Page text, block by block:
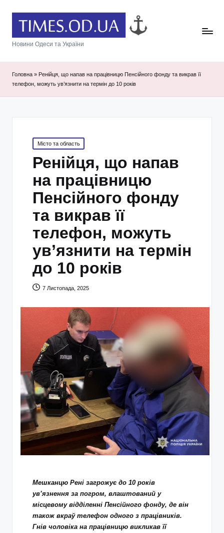
Новини Одеси та України
Головна » Ренійця, що напав на працівницю Пенсійного фонду та викрав її
телефон, можуть ув’язнити на термін до 10 років
Posted
in
Місто та область
Ренійця, що напав
на працівницю
Пенсійного фонду
та викрав її
телефон, можуть
ув’язнити на термін
до 10 років
7 Листопада, 2025
Мешканцю Рені загрожує до 10 років
ув’язнення за погром, влаштований у
місцевому відділенні Пенсійного фонду, де він
також вкраў телефон одного з працівників.
Гнів чоловіка на працівницю викликав її